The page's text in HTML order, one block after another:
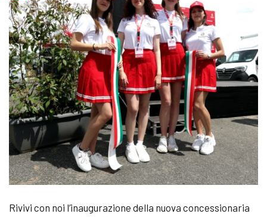
Rivivi con noi l’inaugurazione della nuova concessionaria